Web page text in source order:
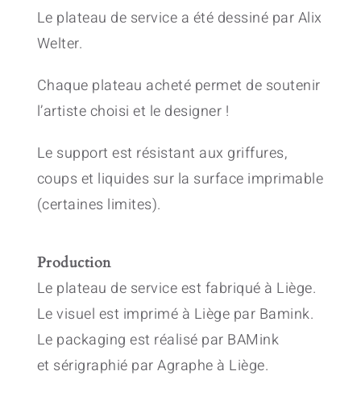
Le plateau de service a été dessiné par Alix
Welter.
Chaque plateau acheté permet de soutenir
l’artiste choisi et le designer !
Le support est résistant aux griffures,
coups et liquides sur la surface imprimable
(certaines limites).
Production
Le plateau de service est fabriqué à Liège.
Le visuel est imprimé à Liège par Bamink.
Le packaging est réalisé par BAMink
et sérigraphié par Agraphe à Liège.